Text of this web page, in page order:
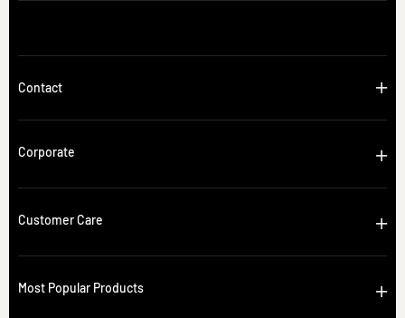
Contact
Corporate
Customer Care
Most Popular Products